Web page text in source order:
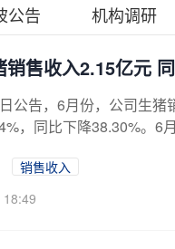
公告 机构调研
售收入2.15亿元
公告，6月份，公司生
，同比下降38.30%。6
销售收入